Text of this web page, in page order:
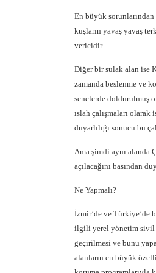
En büyük
kuşların yavaş yavaş
vericidir.
Diğer bir sulak alan ise
zamanda beslenme ve
senelerde doldurulmuş
ıslah çalışmaları
duyarlılığı sonucu bu
Ama şimdi aynı alanda
açılacağını basından
Ne Yapmalı?
İzmir’de ve Türkiye’de
ilgili yerel yönetim sivil
geçirilmesi ve bunu
alanların en büyük